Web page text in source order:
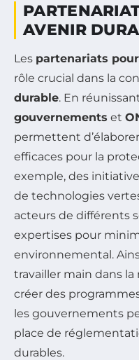
AVENIR
Les partenariats
rôle crucial dans la
durable. En
gouvernements et
permettent
efficaces pour la
exemple, des
de technologies
acteurs de différents
expertises pour
environnemental.
travailler main dans la
créer des
les gouvernements
place de
durables.